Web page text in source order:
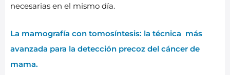
necesarias en el mismo día.
La mamografía con tomosíntesis: la técnica más
avanzada para la detección precoz del cáncer de
mama.